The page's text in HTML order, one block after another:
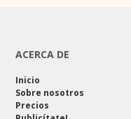
ACERCA DE
Inicio
Sobre nosotros
Precios